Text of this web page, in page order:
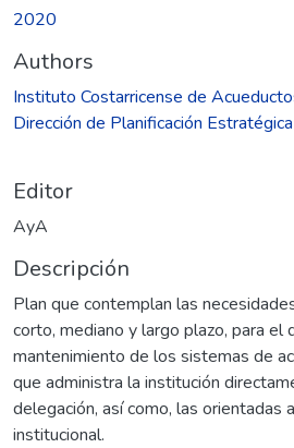
2020
Authors
Instituto Costarricense de
Dirección de Planificación Estratégica
Editor
AyA
Descripción
Plan que contemplan las
corto, mediano y largo plazo, para el
mantenimiento de los sistemas de
que administra la institución
delegación, así como, las orientadas
institucional.